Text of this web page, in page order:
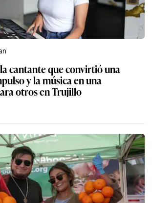
cantante que convirtió una
y la música en una
otros en Trujillo